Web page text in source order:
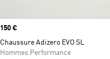
Prix
150 €
Chaussure Adizero EVO SL
Hommes Performance